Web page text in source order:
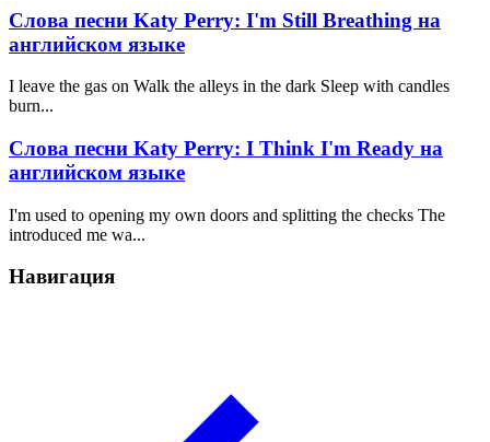
Слова песни Katy Perry: I'm Still Breathing на
английском языке
I leave the gas on Walk the alleys in the dark Sleep with candles
burn...
Слова песни Katy Perry: I Think I'm Ready на
английском языке
I'm used to opening my own doors and splitting the checks The
introduced me wa...
Навигация